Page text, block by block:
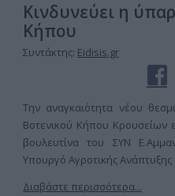
Κινδυνεύει η
Κήπου
Συντάκτης: Eidisis.gr
Την αναγκαιότητα νέου
Βοτενικού Κήπου Κρουσείων
βουλευτίνα του ΣΥΝ
Υπουργό Αγροτικής
Διαβάστε περισσότερα...